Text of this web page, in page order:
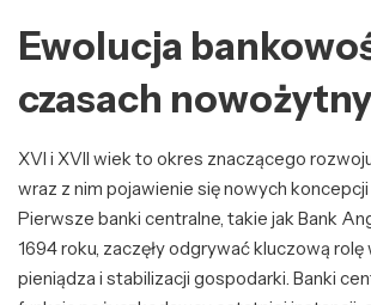
Ewolucja
czasach
XVI i XVII wiek to okres znaczącego
wraz z nim pojawienie się nowych
Pierwsze banki centralne, takie jak Bank
1694 roku, zaczęły odgrywać kluczową rolę
pieniądza i stabilizacji gospodarki. Banki